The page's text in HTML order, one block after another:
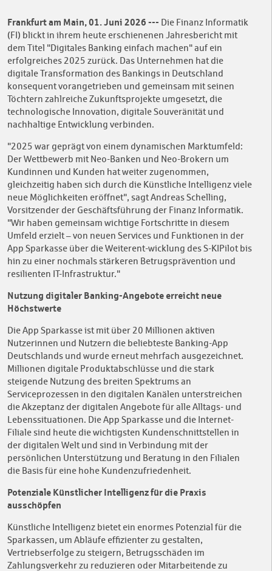
Frankfurt am Main, 01. Juni 2026 --- Die Finanz Informatik
(FI) blickt in ihrem heute erschienenen Jahresbericht mit
dem Titel "Digitales Banking einfach machen" auf ein
erfolgreiches 2025 zurück. Das Unternehmen hat die
digitale Transformation des Bankings in Deutschland
konsequent vorangetrieben und gemeinsam mit seinen
Töchtern zahlreiche Zukunftsprojekte umgesetzt, die
technologische Innovation, digitale Souveränität und
nachhaltige Entwicklung verbinden.
"2025 war geprägt von einem dynamischen Marktumfeld:
Der Wettbewerb mit Neo-Banken und Neo-Brokern um
Kundinnen und Kunden hat weiter zugenommen,
gleichzeitig haben sich durch die Künstliche Intelligenz viele
neue Möglichkeiten eröffnet", sagt Andreas Schelling,
Vorsitzender der Geschäftsführung der Finanz Informatik.
"Wir haben gemeinsam wichtige Fortschritte in diesem
Umfeld erzielt – von neuen Services und Funktionen in der
App Sparkasse über die Weiterent-wicklung des S-KIPilot bis
hin zu einer nochmals stärkeren Betrugsprävention und
resilienten IT-Infrastruktur."
Nutzung digitaler Banking-Angebote erreicht neue
Höchstwerte
Die App Sparkasse ist mit über 20 Millionen aktiven
Nutzerinnen und Nutzern die beliebteste Banking-App
Deutschlands und wurde erneut mehrfach ausgezeichnet.
Millionen digitale Produktabschlüsse und die stark
steigende Nutzung des breiten Spektrums an
Serviceprozessen in den digitalen Kanälen unterstreichen
die Akzeptanz der digitalen Angebote für alle Alltags- und
Lebenssituationen. Die App Sparkasse und die Internet-
Filiale sind heute die wichtigsten Kundenschnittstellen in
der digitalen Welt und sind in Verbindung mit der
persönlichen Unterstützung und Beratung in den Filialen
die Basis für eine hohe Kundenzufriedenheit.
Potenziale Künstlicher Intelligenz für die Praxis
ausschöpfen
Künstliche Intelligenz bietet ein enormes Potenzial für die
Sparkassen, um Abläufe effizienter zu gestalten,
Vertriebserfolge zu steigern, Betrugsschäden im
Zahlungsverkehr zu reduzieren oder Mitarbeitende zu